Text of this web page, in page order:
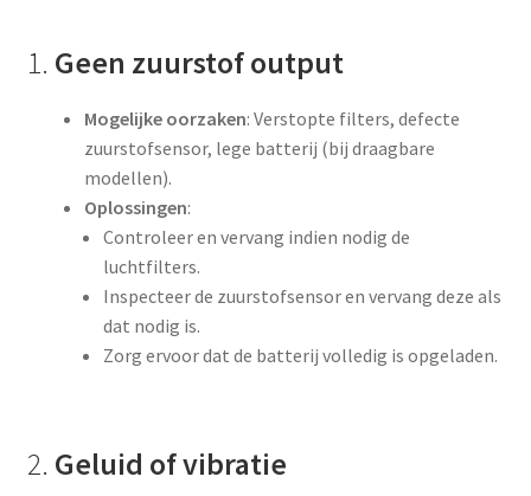
Met zuurstof op vakantie
Onderhoud en Reparatie
Ondersteuning
Privacy policy
Storingsdienst
1. Geen zuurstof output
Mogelijke oorzaken: Verstopte filters, defecte
zuurstofsensor, lege batterij (bij draagbare
modellen).
Oplossingen:
Controleer en vervang indien nodig de
luchtfilters.
Inspecteer de zuurstofsensor en vervang deze als
dat nodig is.
Zorg ervoor dat de batterij volledig is opgeladen.
2. Geluid of vibratie